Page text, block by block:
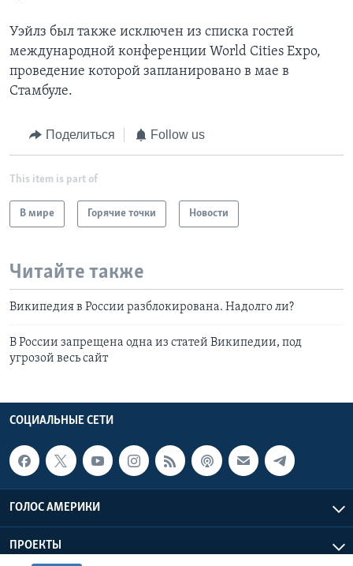
Уэйлз был также исключен из списка гостей
международной конференции World Cities Expo,
проведение которой запланировано в мае в
Стамбуле.
Поделиться Follow us
This item is part of
В мире Горячие точки Новости
Читайте также
Википедия в России разблокирована. Надолго ли?
В России запрещена одна из статей Википедии, под
угрозой весь сайт
СОЦИАЛЬНЫЕ СЕТИ
ГОЛОС АМЕРИКИ
ПРОЕКТЫ